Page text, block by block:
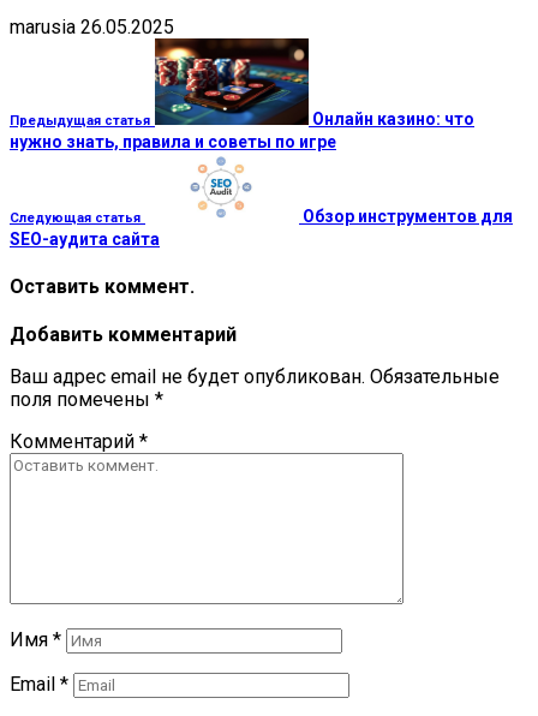
marusia 26.05.2025
Предыдущая статья
Онлайн казино: что
нужно знать, правила и советы по игре
Следующая статья
Обзор инструментов для
SEO-аудита сайта
Оставить коммент.
Добавить комментарий
Ваш адрес email не будет опубликован. Обязательные
поля помечены *
Комментарий *
Имя *
Email *